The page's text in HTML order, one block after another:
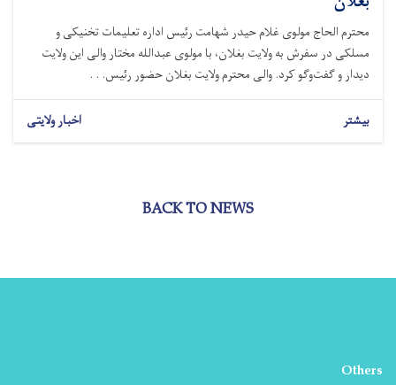
محترم الحاج مولوی غلام حیدر شهامت رئیس اداره تعلیمات تخنیکی و
مسلکی در سفرش به ولایت بغلان، با مولوی عبدالله مختار والی این ولایت
دیدار و گفت‌وگو کرد. والی محترم ولایت بغلان حضور رئیس. . .
بیشتر اخبار ولایتی
BACK TO NEWS
Others